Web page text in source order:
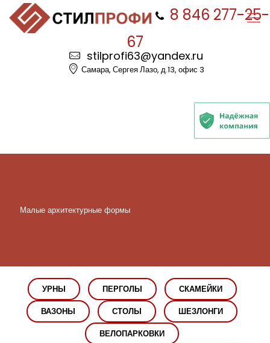
8 846 277-25-
67
stilprofi63@yandex.ru
Самара, Сергея Лазо, д.13, офис 3
Малые архитектурные формы
УРНЫ ПЕРГОЛЫ
СКАМЕЙКИ
ВАЗОНЫ
СТОЛЫ
ШЕЗЛОНГИ
ВЕЛОПАРКОВКИ